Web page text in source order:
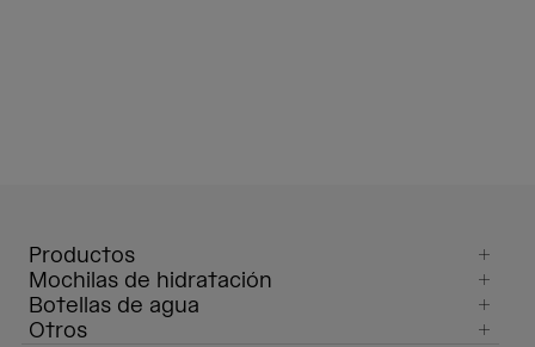
Productos
Mochilas de hidratación
Botellas de agua
Otros